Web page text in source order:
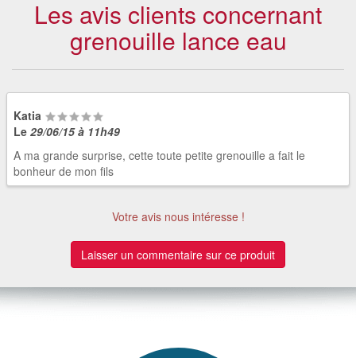
Les avis clients concernant
grenouille lance eau
Katia
Le 29/06/15 à 11h49
A ma grande surprise, cette toute petite grenouille a fait le
bonheur de mon fils
Votre avis nous intéresse !
Laisser un commentaire sur ce produit